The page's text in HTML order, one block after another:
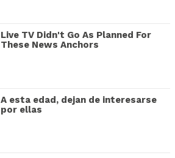
Live TV Didn't Go As Planned For
These News Anchors
A esta edad, dejan de interesarse
por ellas